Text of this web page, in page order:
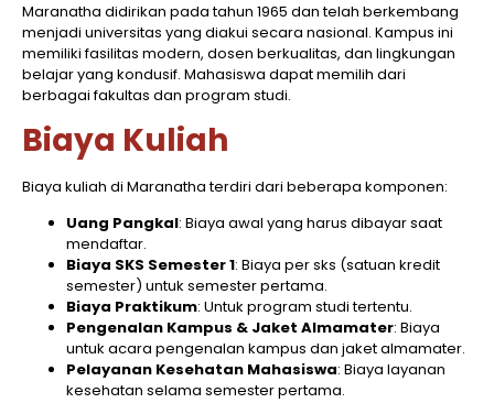
Maranatha didirikan pada tahun 1965 dan telah berkembang
menjadi universitas yang diakui secara nasional. Kampus ini
memiliki fasilitas modern, dosen berkualitas, dan lingkungan
belajar yang kondusif. Mahasiswa dapat memilih dari
berbagai fakultas dan program studi.
Biaya Kuliah
Biaya kuliah di Maranatha terdiri dari beberapa komponen:
Uang Pangkal: Biaya awal yang harus dibayar saat
mendaftar.
Biaya SKS Semester 1: Biaya per sks (satuan kredit
semester) untuk semester pertama.
Biaya Praktikum: Untuk program studi tertentu.
Pengenalan Kampus & Jaket Almamater: Biaya
untuk acara pengenalan kampus dan jaket almamater.
Pelayanan Kesehatan Mahasiswa: Biaya layanan
kesehatan selama semester pertama.